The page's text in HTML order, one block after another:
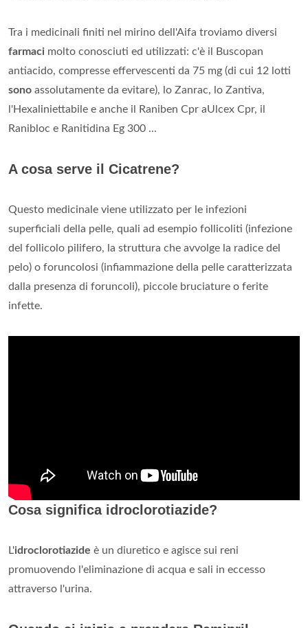
Tra i medicinali finiti nel mirino dell'Aifa troviamo diversi
farmaci molto conosciuti ed utilizzati: c'è il Buscopan
antiacido, compresse effervescenti da 75 mg (di cui 12 lotti
sono assolutamente da evitare), lo Zanrac, lo Zantiva,
l'Hexaliniettabile e anche il Raniben Cpr aUlcex Cpr, il
Ranibloc e Ranitidina Eg 300 ...
A cosa serve il Cicatrene?
Questo medicinale viene utilizzato per le infezioni
superficiali della pelle, quali ad esempio follicoliti (infezione
del follicolo pilifero, la struttura che avvolge la radice del
pelo) o foruncolosi (infiammazione della pelle caratterizzata
dalla presenza di foruncoli), piccole bruciature o ferite
infette.
Cosa significa idroclorotiazide?
L'idroclorotiazide è un diuretico e agisce sui reni
promuovendo l'eliminazione di acqua e sali in eccesso
attraverso l'urina.